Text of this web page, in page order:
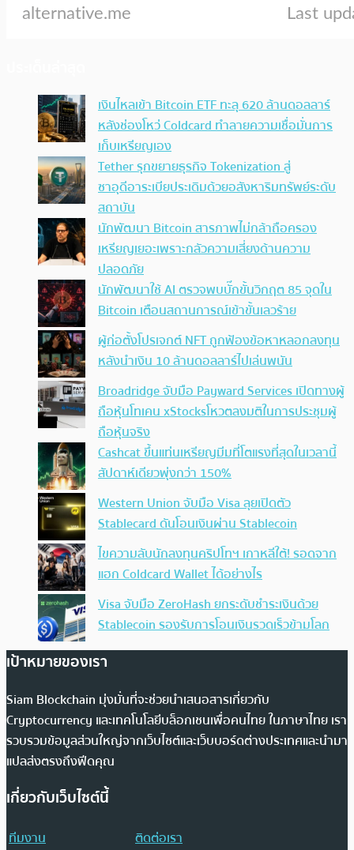
เงินไหลเข้า Bitcoin ETF ทะลุ 620 ล้านดอลลาร์
หลังช่องโหว่ Coldcard ทำลายความเชื่อมั่นการ
เก็บเหรียญเอง
Tether รุกขยายธุรกิจ Tokenization สู่
ซาอุดีอาระเบียประเดิมด้วยอสังหาริมทรัพย์ระดับ
สถาบัน
นักพัฒนา Bitcoin สารภาพไม่กล้าถือครอง
เหรียญเยอะเพราะกลัวความเสี่ยงด้านความ
ปลอดภัย
นักพัฒนาใช้ AI ตรวจพบบั๊กขั้นวิกฤต 85 จุดใน
Bitcoin เตือนสถานการณ์เข้าขั้นเลวร้าย
ผู้ก่อตั้งโปรเจกต์ NFT ถูกฟ้องข้อหาหลอกลงทุน
หลังนำเงิน 10 ล้านดอลลาร์ไปเล่นพนัน
Broadridge จับมือ Payward Services เปิดทางผู้
ถือหุ้นโทเคน xStocksโหวตลงมติในการประชุมผู้
ถือหุ้นจริง
Cashcat ขึ้นแท่นเหรียญมีมที่โตแรงที่สุดในเวลานี้
สัปดาห์เดียวพุ่งกว่า 150%
Western Union จับมือ Visa ลุยเปิดตัว
Stablecard ดันโอนเงินผ่าน Stablecoin
ไขความลับนักลงทุนคริปโทฯ เกาหลีใต้! รอดจาก
แฮก Coldcard Wallet ได้อย่างไร
Visa จับมือ ZeroHash ยกระดับชำระเงินด้วย
Stablecoin รองรับการโอนเงินรวดเร็วข้ามโลก
เป้าหมายของเรา
Siam Blockchain มุ่งมั่นที่จะช่วยนำเสนอสารเกี่ยวกับ
Cryptocurrency และเทคโนโลยีบล็อกเชนเพื่อคนไทย ในภาษาไทย เรา
รวบรวมข้อมูลส่วนใหญ่จากเว็บไซต์และเว็บบอร์ดต่างประเทศและนำมา
แปลส่งตรงถึงฟีดคุณ
เกี่ยวกับเว็บไซต์นี้
ทีมงาน
ติดต่อเรา